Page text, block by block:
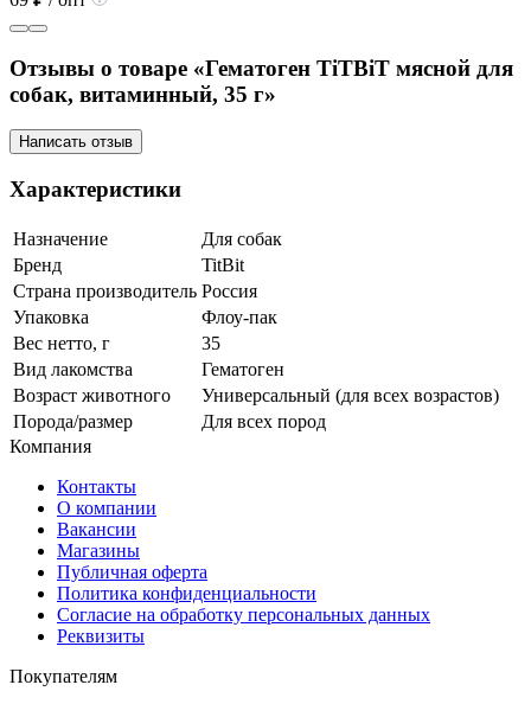
Отзывы о товаре «Гематоген TiTBiT мясной для
собак, витаминный, 35 г»
Написать отзыв
Характеристики
Назначение
Для собак
Бренд
TitBit
Страна производитель Россия
Упаковка
Флоу-пак
Вес нетто, г
35
Вид лакомства
Гематоген
Возраст животного
Универсальный (для всех возрастов)
Порода/размер
Для всех пород
Компания
Контакты
О компании
Вакансии
Магазины
Публичная оферта
Политика конфиденциальности
Согласие на обработку персональных данных
Реквизиты
Покупателям